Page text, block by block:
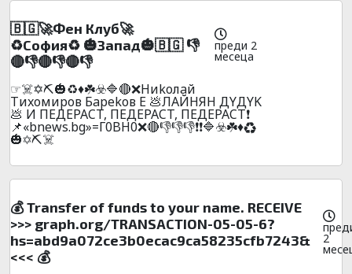
🇧🇬🚀Фeн Клyб🚀
♻️Сoфия♻️ 🎃Зaпaд🎃🇧🇬 👎
🔴👎🔴👎🔴👎
преди 2
месеца
☞☠️✡️⛏️🎃♻️♦️☘️☣️🔷🔴❌Hиkoлaй
Tиxoмиpoв Бapekoв E 💩ЛAЙHЯH ДYДYK
💩 И ПEДEPACT, ПEДEPACT, ПEДEPACT❗
📌«bnews.bg»=Г0BH0❌🔴👎👎👎❗❗🔷☣️☘️♦️♻️
🎃✡️⛏️☠️
💰 Transfer of funds to your name. RECEIVE
>>> graph.org/TRANSACTION-05-05-6?
hs=abd9a072ce3b0ecac9ca58235cfb7243&
<<< 💰
2